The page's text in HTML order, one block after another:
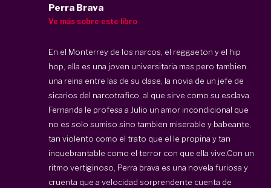
Perra Brava
Ve más sobre este libro
En el Monterrey de los narcos, el reggaeton y el hip
hop, ella es una joven universitaria mas pero tambien
una reina entre las de su clase, la novia de un jefe de
sicarios del narcotrafico, al que sirve como su esclava.
Fernanda le profesa a Julio un amor incondicional que
no es solo sumiso sino tambien miserable y babeante,
tan violento como el trato que el le propina y tan
inquebrantable como el terror con que ella vive.Con un
ritmo vertiginoso, Perra brava es una novela furiosa y
cruenta que a velocidad sorprendente cuenta de